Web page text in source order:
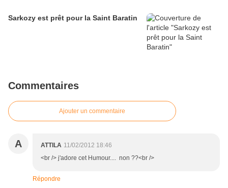
Sarkozy est prêt pour la Saint Baratin
Commentaires
Ajouter un commentaire
A ATTILA 11/02/2012 18:46
<br /> j'adore cet Humour.... non ??<br />
Répondre